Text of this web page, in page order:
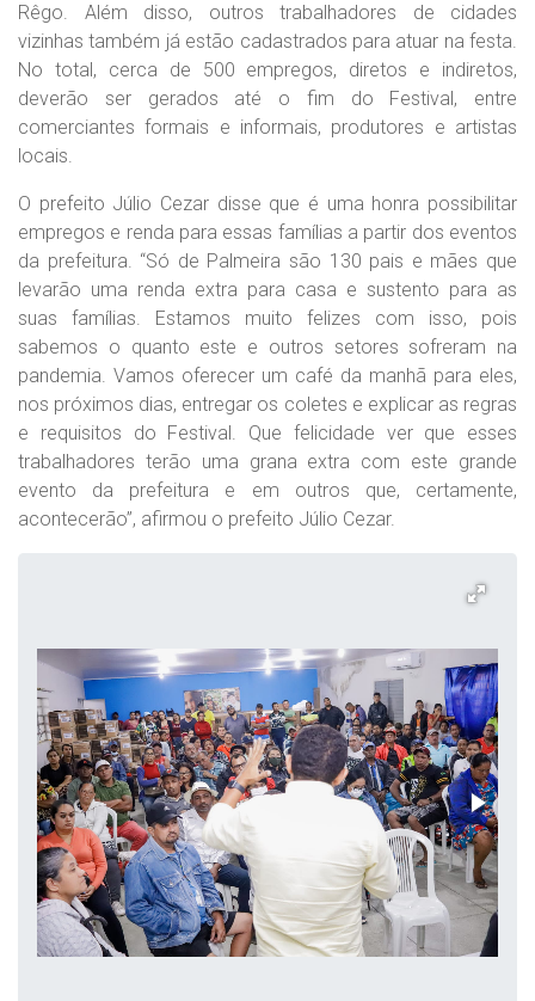
Rêgo. Além disso, outros trabalhadores de cidades
vizinhas também já estão cadastrados para atuar na festa.
No total, cerca de 500 empregos, diretos e indiretos,
deverão ser gerados até o fim do Festival, entre
comerciantes formais e informais, produtores e artistas
locais.
O prefeito Júlio Cezar disse que é uma honra possibilitar
empregos e renda para essas famílias a partir dos eventos
da prefeitura. “Só de Palmeira são 130 pais e mães que
levarão uma renda extra para casa e sustento para as
suas famílias. Estamos muito felizes com isso, pois
sabemos o quanto este e outros setores sofreram na
pandemia. Vamos oferecer um café da manhã para eles,
nos próximos dias, entregar os coletes e explicar as regras
e requisitos do Festival. Que felicidade ver que esses
trabalhadores terão uma grana extra com este grande
evento da prefeitura e em outros que, certamente,
acontecerão”, afirmou o prefeito Júlio Cezar.